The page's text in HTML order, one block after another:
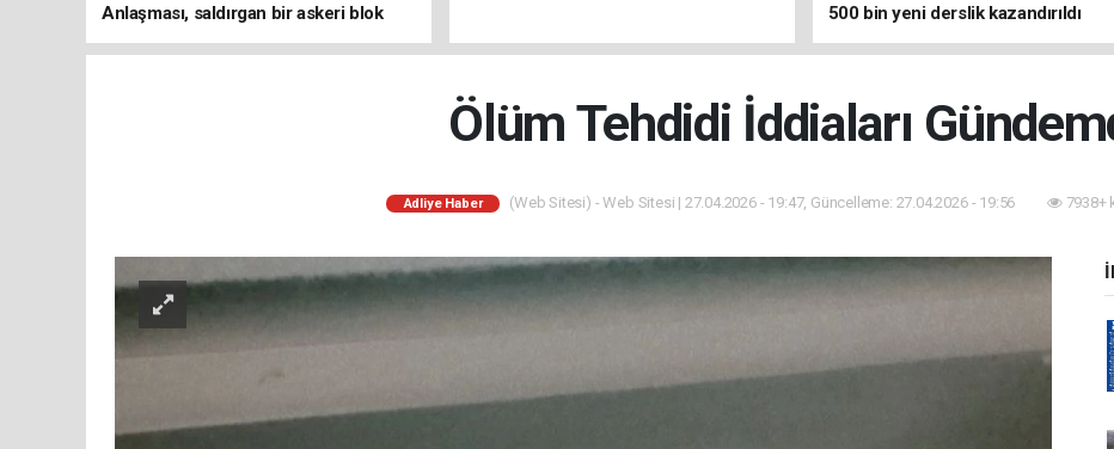
Anlaşması, saldırgan bir askeri blok
değil
500 bin yeni derslik kazandırıldı
Ölüm Tehdidi İddiaları
Adliye Haber (Web Sitesi) - Web Sitesi | 27.04.2026 - 19:47, Güncelleme: 27.04.2026 - 19:56 7938+